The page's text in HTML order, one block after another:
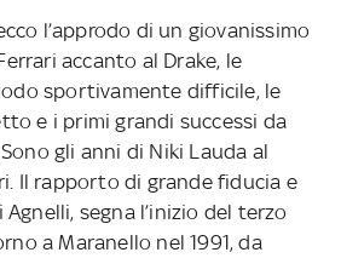
l’approdo di un giovanissimo
accanto al Drake, le
sportivamente difficile, le
e i primi grandi successi da
gli anni di Niki Lauda al
Il rapporto di grande fiducia e
segna l’inizio del terzo
a Maranello nel 1991, da